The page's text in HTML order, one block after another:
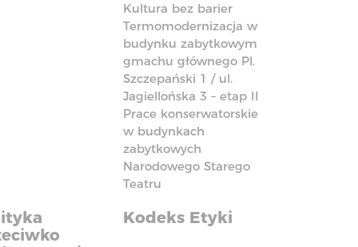
Kultura bez barier
Termomodernizacja w
budynku zabytkowym
gmachu głównego Pl.
Szczepański 1 / ul.
Jagiellońska 3 – etap II
Prace konserwatorskie
w budynkach
zabytkowych
Narodowego Starego
Teatru
Kodeks Etyki